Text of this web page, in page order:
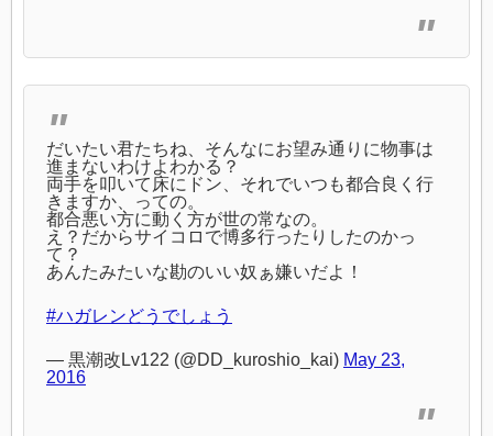
だいたい君たちね、そんなにお望み通りに物事は
進まないわけよわかる？
両手を叩いて床にドン、それでいつも都合良く行
きますか、っての。
都合悪い方に動く方が世の常なの。
え？だからサイコロで博多行ったりしたのかっ
て？
あんたみたいな勘のいい奴ぁ嫌いだよ！
#ハガレンどうでしょう
— 黒潮改Lv122 (@DD_kuroshio_kai) May 23,
2016